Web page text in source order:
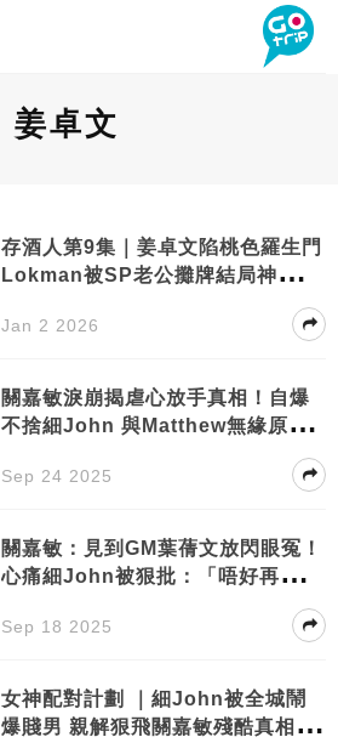
姜卓文
存酒人第9集｜姜卓文陷桃色羅生門
Lokman被SP老公攤牌結局神反
Jan 2 2026
關嘉敏淚崩揭虐心放手真相！自爆
不捨細John 與Matthew無緣原因
Sep 24 2025
關嘉敏：見到GM葉蒨文放閃眼冤！
心痛細John被狠批：「唔好再鬧
Sep 18 2025
女神配對計劃 ｜細John被全城鬧
爆賤男 親解狠飛關嘉敏殘酷真相：